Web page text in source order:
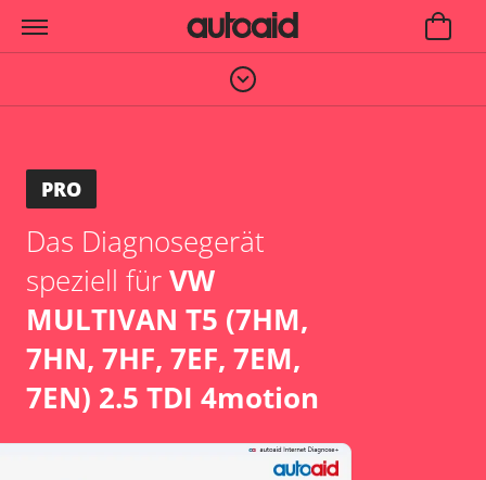
PRO
Das Diagnosegerät
speziell fürVW
MULTIVAN T5 (7HM,
7HN, 7HF, 7EF, 7EM,
7EN) 2.5 TDI 4motion